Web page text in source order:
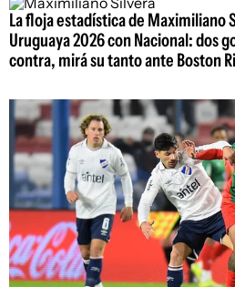
La floja estadística de Maximiliano
Uruguaya 2026 con Nacional: dos
contra, mirá su tanto ante Boston